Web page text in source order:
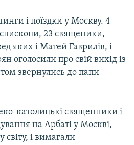
і поїздки у Москву. 4
23 священики,
яких і Матей Гаврилів, і
оголосили про свій вихід із
звернулись до папи
католицькі священники і
на Арбаті у Москві,
і вимагали